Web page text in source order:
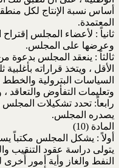
أساس نسبة الإنتاج لكل
المعتمدة.
ثانياً : لأعضاء المجلس
وعرضها على المجلس.
ثالثاً : ينعقد المجلس
الأقل ، ويتخذ قراراته
السياسات البترولية
وتعليمات التفأوض والتعاقد ،
رابعاً: تحدد تشكيلات المجلس
يصدره المجلس.
المادة (10)
أولاً : يشكل المجلس مكتباً
يتولى دراسة عقود التنقيب
النفط والغاز وأية أمور